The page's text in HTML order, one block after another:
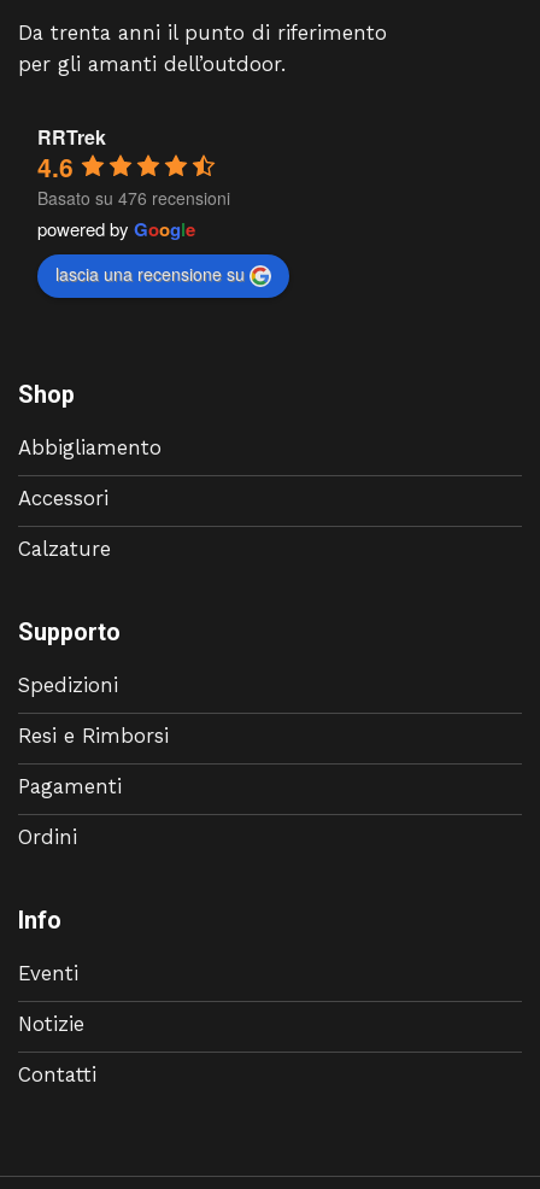
Da trenta anni il punto di riferimento
per gli amanti dell’outdoor.
RRTrek
4.6
Basato su 476 recensioni
powered by Google
lascia una recensione su
Shop
Abbigliamento
Accessori
Calzature
Supporto
Spedizioni
Resi e Rimborsi
Pagamenti
Ordini
Info
Eventi
Notizie
Contatti